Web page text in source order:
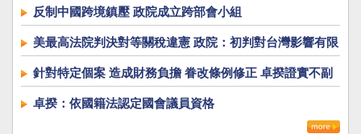
反制中國跨境鎮壓 政院成立跨部會小組
美最高法院判決對等關稅違憲 政院：初判對台灣影響有限
針對特定個案 造成財務負擔 眷改條例修正 卓揆證實不副
署
卓揆：依國籍法認定國會議員資格